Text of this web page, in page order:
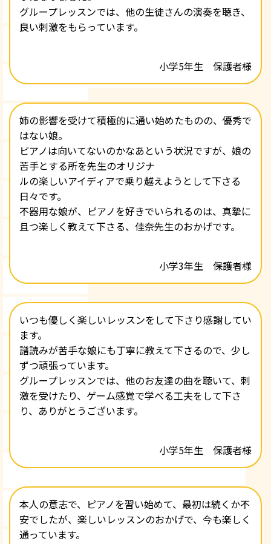
グループレッスンでは、他の生徒さんの演奏を聴き、
良い刺激をもらっています。
小学5年生 保護者様
姉の影響を受けて積極的に通い始めたものの、優秀で
はない娘。
ピアノは向いてないのかなあという状況ですが、娘の
苦手とする所を先生のオリジナ
ルの楽しいアイディアで乗り越えようとして下さる
日々です。
不器用な娘が、ピアノを好きでいられるのは、真摯に
且つ楽しく教えて下さる、佳奈先生のおかげです。
小学3年生 保護者様
いつも優しく楽しいレッスンをして下さり感謝してい
ます。
譜読みが苦手な娘にも丁寧に教えて下さるので、少し
ずつ頑張っています。
グループレッスンでは、他のお友達の曲を聴いて、刺
激を受けたり、ゲーム感覚で学べる工夫をして下さ
り、ありがとうございます。
小学5年生 保護者様
本人の意志で、ピアノを習い始めて、最初は続くか不
安でしたが、楽しいレッスンのおかげで、今も楽しく
通っています。